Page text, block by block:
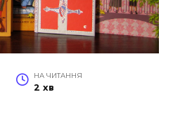
НА ЧИТАННЯ
2 хв